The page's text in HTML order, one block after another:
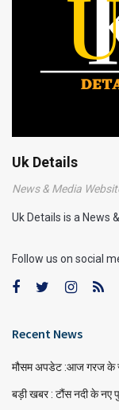
Uk Details
News & Media
Uk Details is a News
Follow us on social
Recent News
मौसम अपडेट :आज गरज के
बड़ी खबर : टौंस नदी के